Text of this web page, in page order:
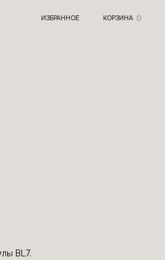
КОРЗИНА 0
BL7.